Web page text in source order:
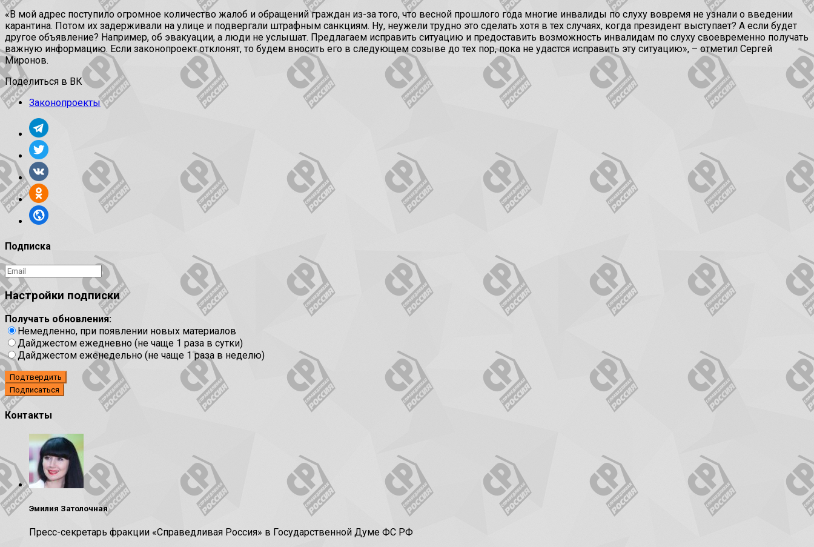
«В мой адрес поступило огромное количество жалоб и обращений граждан из-за того, что весной прошлого года многие инвалиды по слуху вовремя не узнали о введении
карантина. Потом их задерживали на улице и подвергали штрафным санкциям. Ну, неужели трудно это сделать хотя в тех случаях, когда президент выступает? А если будет
другое объявление? Например, об эвакуации, а люди не услышат. Предлагаем исправить ситуацию и предоставить возможность инвалидам по слуху своевременно получать
важную информацию. Если законопроект отклонят, то будем вносить его в следующем созыве до тех пор, пока не удастся исправить эту ситуацию», – отметил Сергей
Миронов.
Поделиться в ВК
Законопроекты
Подписка
Настройки подписки
Получать обновления:
Немедленно, при появлении новых материалов
Дайджестом ежедневно (не чаще 1 раза в сутки)
Дайджестом еженедельно (не чаще 1 раза в неделю)
Подтвердить
Контакты
Эмилия Затолочная
Пресс-секретарь фракции «Справедливая Россия» в Государственной Думе ФС РФ